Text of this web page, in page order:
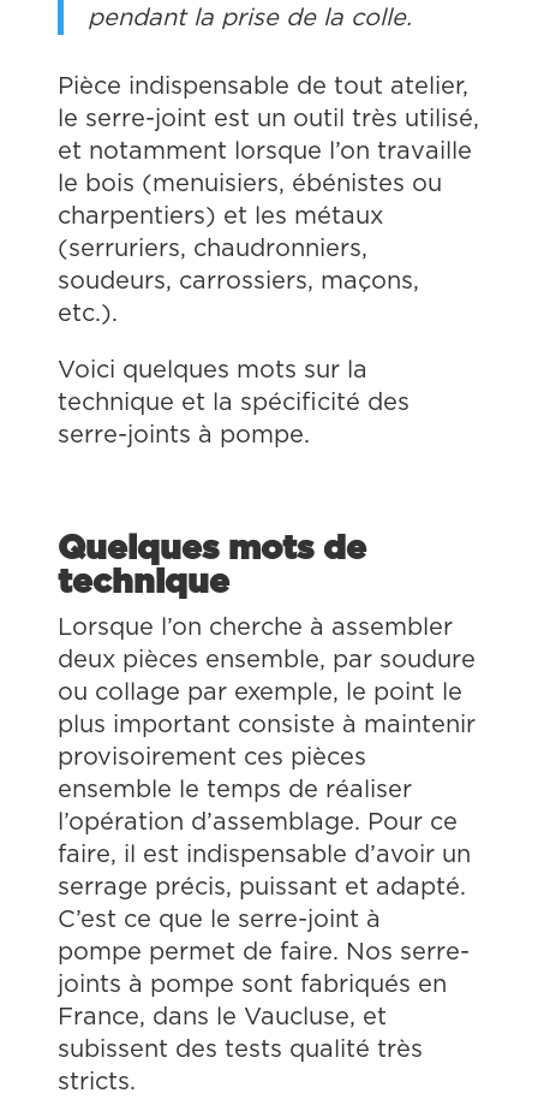
pendant la prise de la colle.
Pièce indispensable de tout atelier,
le serre-joint est un outil très utilisé,
et notamment lorsque l’on travaille
le bois (menuisiers, ébénistes ou
charpentiers) et les métaux
(serruriers, chaudronniers,
soudeurs, carrossiers, maçons,
etc.).
Voici quelques mots sur la
technique et la spécificité des
serre-joints à pompe.
Quelques mots de
technique
Lorsque l’on cherche à assembler
deux pièces ensemble, par soudure
ou collage par exemple, le point le
plus important consiste à maintenir
provisoirement ces pièces
ensemble le temps de réaliser
l’opération d’assemblage. Pour ce
faire, il est indispensable d’avoir un
serrage précis, puissant et adapté.
C’est ce que le serre-joint à
pompe permet de faire. Nos serre-
joints à pompe sont fabriqués en
France, dans le Vaucluse, et
subissent des tests qualité très
stricts.